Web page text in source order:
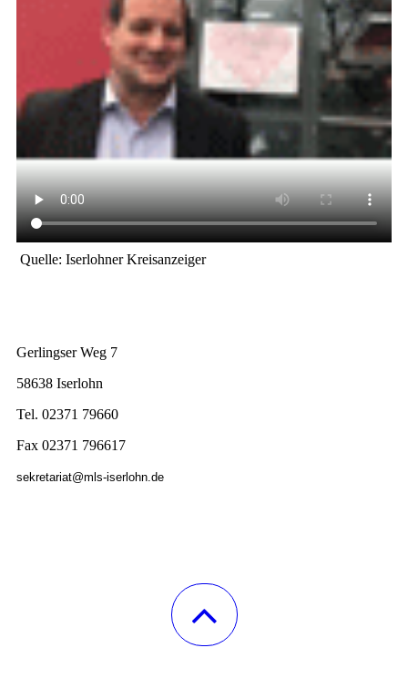
Quelle: Iserlohner Kreisanzeiger
Gerlingser Weg 7
58638 Iserlohn
Tel. 02371 79660
Fax 02371 796617
sekretariat@mls-iserlohn.de